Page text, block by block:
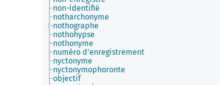
non-identifié
notharchonyme
nothographe
nothohypse
nothonyme
numéro d’enregistrement
nyctonyme
nyctonymophoronte
objectif